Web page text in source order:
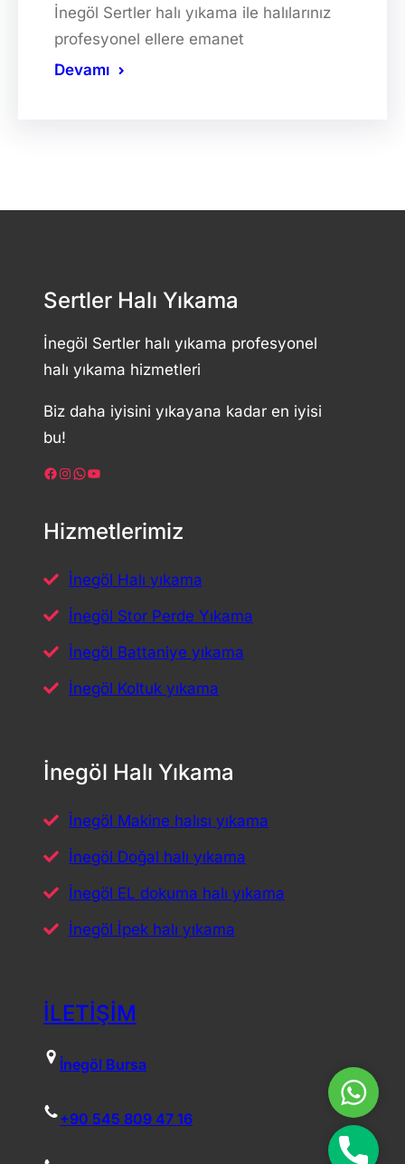
İnegöl Sertler halı yıkama ile halılarınız
profesyonel ellere emanet
Devamı
Sertler Halı Yıkama
İnegöl Sertler halı yıkama profesyonel
halı yıkama hizmetleri
Biz daha iyisini yıkayana kadar en iyisi
bu!
Facebook Instagram WhatsApp YouTube
Hizmetlerimiz
İnegöl Halı yıkama
İnegöl Stor Perde Yıkama
İnegöl Battaniye yıkama
İnegöl Koltuk yıkama
İnegöl Halı Yıkama
İnegöl Makine halısı yıkama
İnegöl Doğal halı yıkama
İnegöl EL dokuma halı yıkama
İnegöl İpek halı yıkama
İLETİŞİM
İnegöl Bursa
+90 545 809 47 16
Hemen